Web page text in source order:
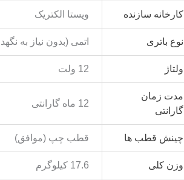
کارخانه سازنده ویستا الکتریک
نوع باتری اتمی (بدون نیاز به
ولتاژ 12 ولت
مدت زمان
گارانتی
12 ماه گارانتی
چینش قطب ها قطب چپ (موافق)
وزن کلی 17.6 کیلوگرم